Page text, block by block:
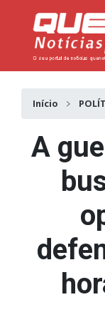
Início
A